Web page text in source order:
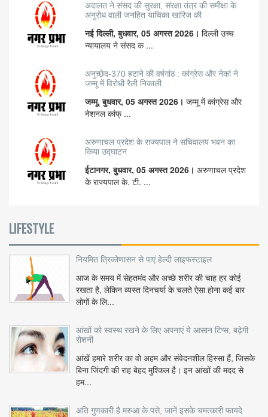
अदालत ने संसद की सुरक्षा, संरक्षा तंत्र की समीक्षा के
अनुरोध वाली जनहित याचिका खारिज की
नई दिल्ली, बुधवार, 05 अगस्त 2026। दिल्ली उच्च
न्यायालय ने संसद क ...
अनुच्छेद-370 हटाने की वर्षगांठ : कांग्रेस और नेकां ने
जम्मू में विरोधी रैली निकाली
जम्मू, बुधवार, 05 अगस्त 2026। जम्मू में कांग्रेस और
नेशनल कांफ् ...
अरुणाचल प्रदेश के राज्यपाल ने सचिवालय भवन का
किया उद्घाटन
ईटानगर, बुधवार, 05 अगस्त 2026। अरुणाचल प्रदेश
के राज्यपाल के. टी. ...
LIFESTYLE
नियमित त्रिकोणासन से पाएं हेल्दी लाइफस्टाइल
आज के समय में सेहतमंद और अच्छे शरीर की चाह हर कोई
रखता है, लेकिन व्यस्त दिनचर्या के चलते ऐसा होना कई बार
लोगों के लि...
आंखों को स्वस्थ रखने के लिए अपनाएं ये आसान टिप्स, बढ़ेगी
रोशनी
आंखें हमारे शरीर का वो अहम और संवेदनशील हिस्सा हैं, जिसके
बिना जिंदगी की राह बेहद मुश्किल है। इन आंखों की मदद से
हम...
अति गुणकारी है मरुआ के पत्ते, जानें इसके चमत्कारी फायदे